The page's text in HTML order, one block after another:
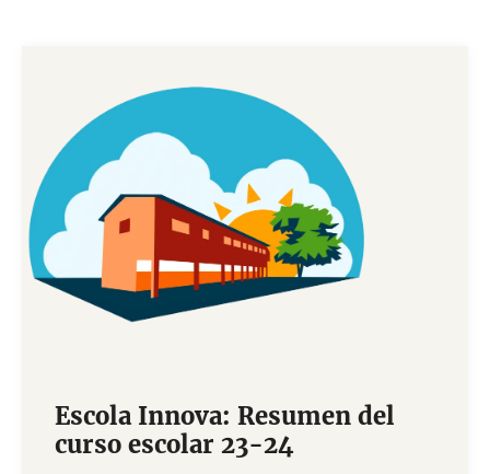
Escola Innova: Resumen del
curso escolar 23-24